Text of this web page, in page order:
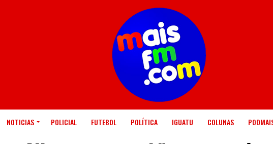
NOTICIAS POLICIAL FUTEBOL POLÍTICA IGUATU COLUNAS